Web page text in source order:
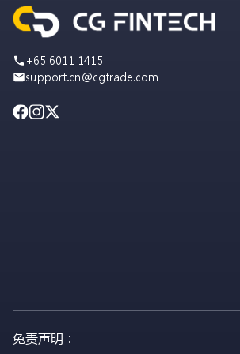
+65 6011 1415
support.cn@cgtrade.com
免责声明：